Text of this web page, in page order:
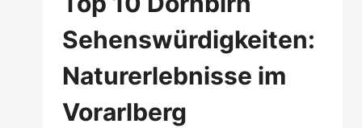
Sehenswürdigkeiten:
Naturerlebnisse im
Vorarlberg